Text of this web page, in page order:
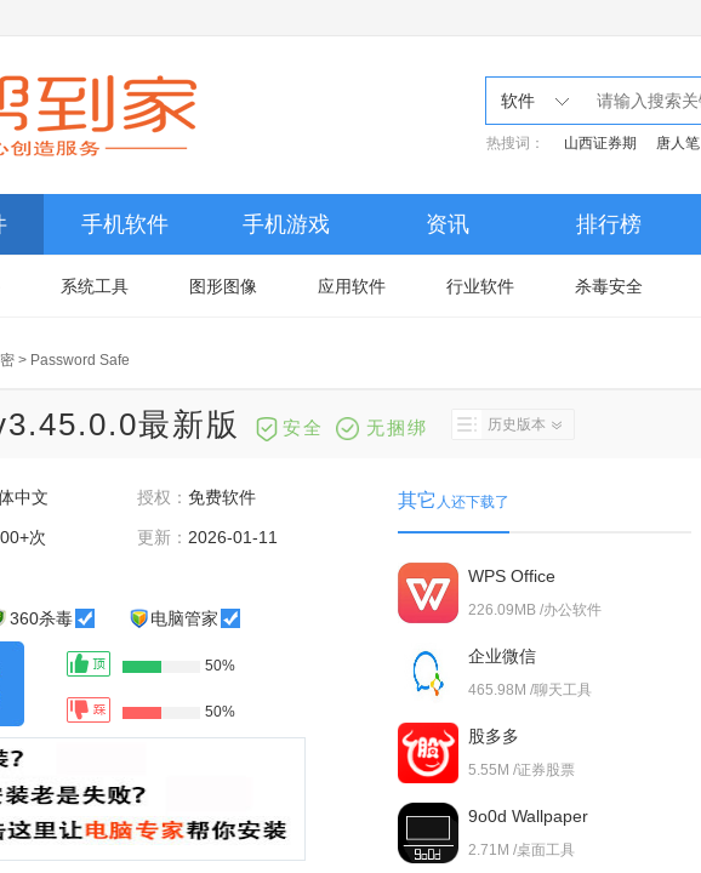
软件
热搜词： 山西证券期 唐人笔
手机软件 手机游戏 资讯 排行榜
系统工具 图形图像 应用软件 行业软件 杀毒安全
> Password Safe
最新版 安全 无捆绑 历史版本
中文 授权：免费软件
次 更新： 2026-01-11
360杀毒 电脑管家
50%
50%
其它 人还下载了
WPS Office
226.09MB /办公软件
企业微信
465.98M /聊天工具
股多多
5.55M /证券股票
9o0d Wallpaper
2.71M /桌面工具